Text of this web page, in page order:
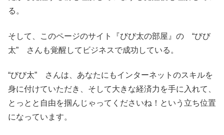
る。
そして、このページのサイト『びび太の部屋』の “びび
太” さんも覚醒してビジネスで成功している。
“びび太” さんは、あなたにもインターネットのスキルを
身に付けていただき、そして大きな経済力を手に入れて、
とっとと自由を掴んじゃってくださいね！という立ち位置
になっています。